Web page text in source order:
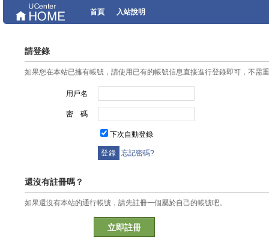
首頁 入站說明
請登錄
如果您在本站已擁有帳號，請使用已有的帳號信息直接進行登錄即可，不需
用戶名
密 碼
下次自動登錄
忘記密碼?
還沒有註冊嗎？
如果還沒有本站的通行帳號，請先註冊一個屬於自己的帳號吧。
立即註冊